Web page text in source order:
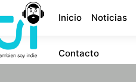
Inicio Noticias
Contacto